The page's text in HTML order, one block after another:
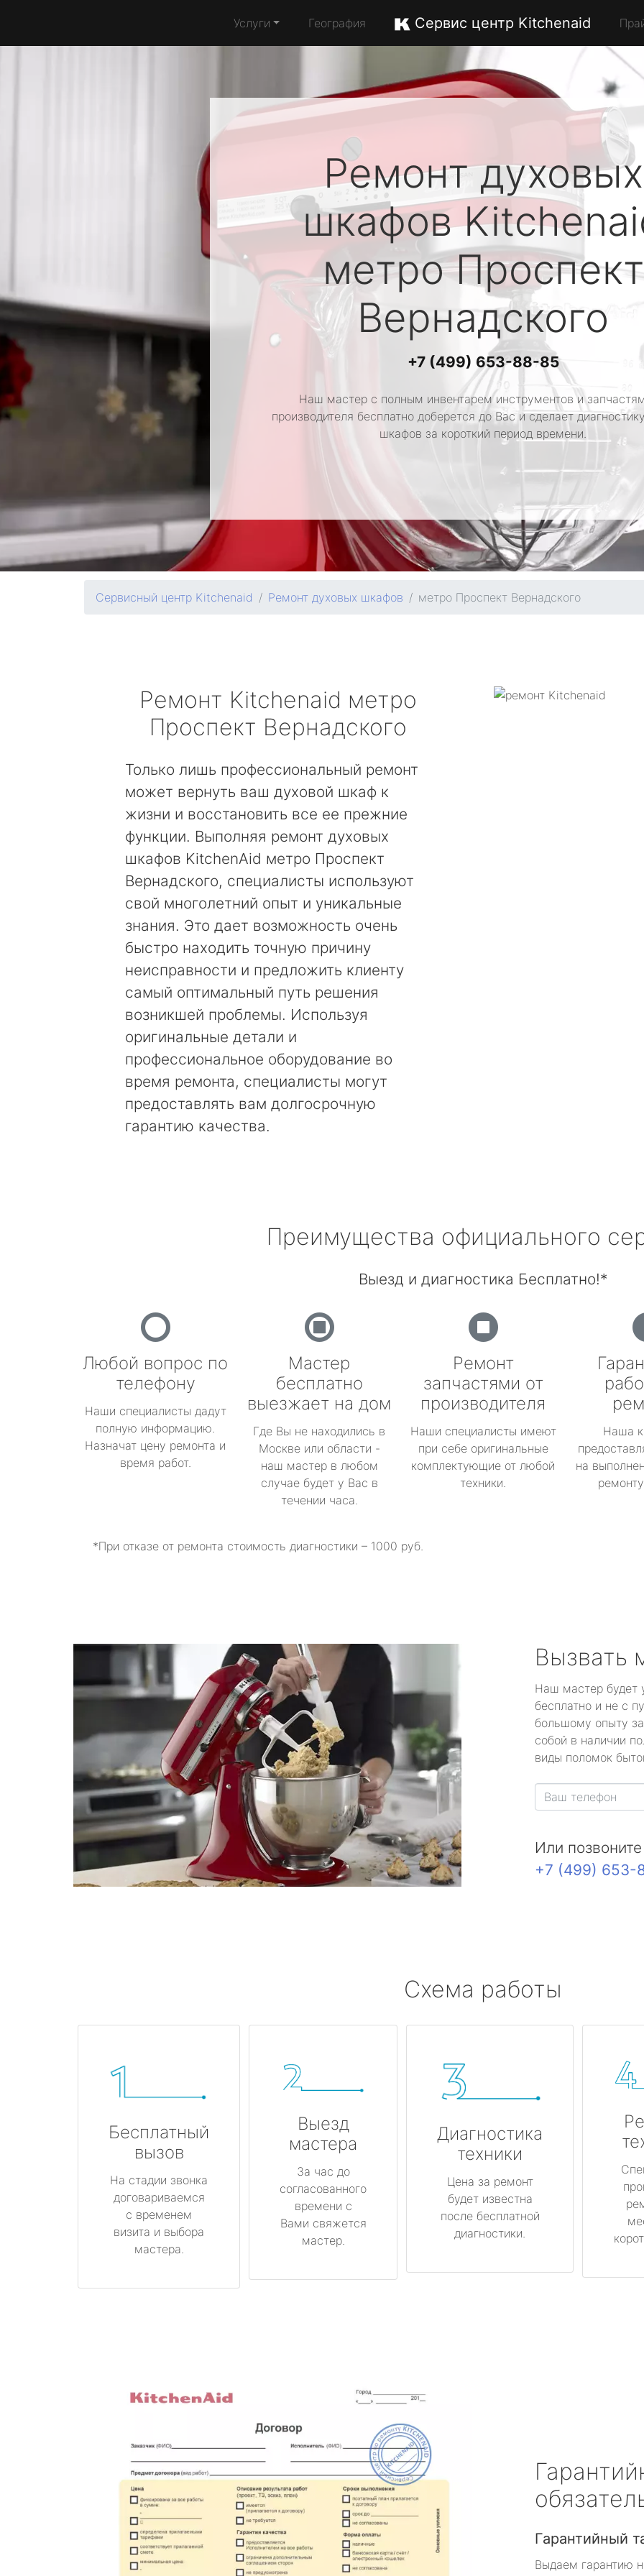
Услуги География Сервис центр Kitchenaid
Ремонт духовых
шкафов
метро Проспект
Вернадского
+7 (499) 653-88-85
Наш мастер с полным инвентарем инструментов и
производителя бесплатно доберется до Вас и сделает
шкафов за короткий период времени.
Сервисный центр Kitchenaid Ремонт духовых шкафов метро Проспект Вернадского
Ремонт Kitchenaid метро
Проспект Вернадского
Только лишь профессиональный ремонт
может вернуть ваш духовой шкаф к
жизни и восстановить все ее прежние
функции. Выполняя ремонт духовых
шкафов KitchenAid метро Проспект
Вернадского, специалисты используют
свой многолетний опыт и уникальные
знания. Это дает возможность очень
быстро находить точную причину
неисправности и предложить клиенту
самый оптимальный путь решения
возникшей проблемы. Используя
оригинальные детали и
профессиональное оборудование во
время ремонта, специалисты могут
предоставлять вам долгосрочную
гарантию качества.
Преимущества официального
Выезд и диагностика Бесплатно!*
Любой вопрос по
телефону
Наши специалисты дадут
полную информацию.
Назначат цену ремонта и
время работ.
Мастер
бесплатно
выезжает на дом
Где Вы не находились в
Москве или области -
наш мастер в любом
случае будет у Вас в
течении часа.
Ремонт
запчастями от
производителя
Наши специалисты имеют
при себе оригинальные
комплектующие от любой
техники.
Наша
на
*При отказе от ремонта стоимость диагностики – 1000 руб.
Вызвать
Наш мастер будет
бесплатно и не с
большому опыту
собой в наличии
виды поломок
Или
+7 (499) 653-
Схема работы
Бесплатный
вызов
На стадии звонка
договариваемся
с временем
визита и выбора
мастера.
Выезд
мастера
За час до
согласованного
времени с
Вами свяжется
мастер.
Диагностика
техники
Цена за ремонт
будет известна
после бесплатной
диагностики.
Гарантийный
Выдаем гарантию